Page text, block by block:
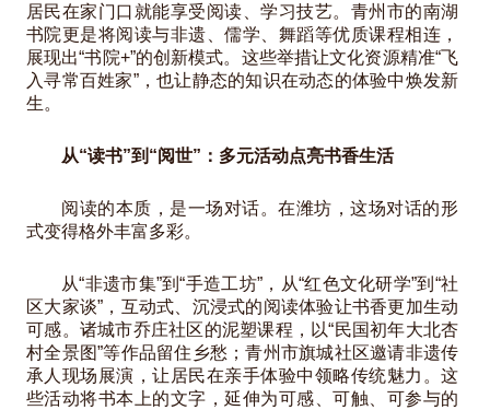
居民在家门口就能享受阅读、学习技艺。青州市的南湖
书院更是将阅读与非遗、儒学、舞蹈等优质课程相连，
展现出“书院+”的创新模式。这些举措让文化资源精准“飞
入寻常百姓家”，也让静态的知识在动态的体验中焕发新
生。
从“读书”到“阅世”：多元活动点亮书香生活
阅读的本质，是一场对话。在潍坊，这场对话的形
式变得格外丰富多彩。
从“非遗市集”到“手造工坊”，从“红色文化研学”到“社
区大家谈”，互动式、沉浸式的阅读体验让书香更加生动
可感。诸城市乔庄社区的泥塑课程，以“民国初年大北杏
村全景图”等作品留住乡愁；青州市旗城社区邀请非遗传
承人现场展演，让居民在亲手体验中领略传统魅力。这
些活动将书本上的文字，延伸为可感、可触、可参与的